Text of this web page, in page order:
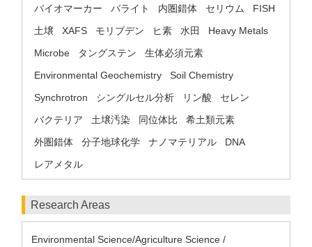
バイオマーカー
バライト 内圏錯体 セリウム
FISH
土壌
XAFS モリブデン ヒ素 水田
Heavy Metals
Microbe
タングステン
生体必須元素
Environmental Geochemistry
Soil Chemistry
Synchrotron
シングルセル分析 リン酸
セレン
バクテリア
土壌汚染 同位体比
希土類元素
外圏錯体
分子地球化学 ナノマテリアル
DNA
レアメタル
Research Areas
Environmental Science/Agriculture Science /